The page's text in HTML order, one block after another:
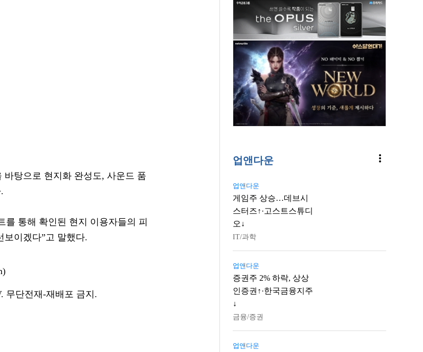
탕으로 현지화 완성도, 사운드 품
를 통해 확인된 현지 이용자들의 피
보이겠다”고 말했다.
무단전재-재배포 금지.
업앤다운 more_vert
업앤다운
게임주 상승…데브시
스터즈↑·고스트스튜디
오↓
IT/과학
업앤다운
증권주 2% 하락, 상상
인증권↑·한국금융지주
↓
금융/증권
업앤다운